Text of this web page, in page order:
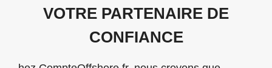
VOTRE PARTENAIRE DE
CONFIANCE